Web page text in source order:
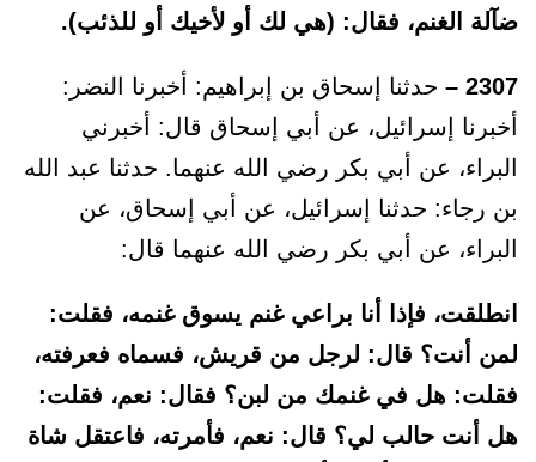
ضآلة الغنم، فقال: (هي لك أو لأخيك أو للذئب).
2307 –
حدثنا إسحاق بن إبراهيم: أخبرنا النضر:
أخبرنا إسرائيل، عن أبي إسحاق قال: أخبرني
البراء، عن أبي بكر رضي الله عنهما. حدثنا عبد الله
بن رجاء: حدثنا إسرائيل، عن أبي إسحاق، عن
البراء، عن أبي بكر رضي الله عنهما قال:
انطلقت، فإذا أنا براعي غنم يسوق غنمه، فقلت:
لمن أنت؟ قال: لرجل من قريش، فسماه فعرفته،
فقلت: هل في غنمك من لبن؟ فقال: نعم، فقلت:
هل أنت حالب لي؟ قال: نعم، فأمرته، فاعتقل شاة